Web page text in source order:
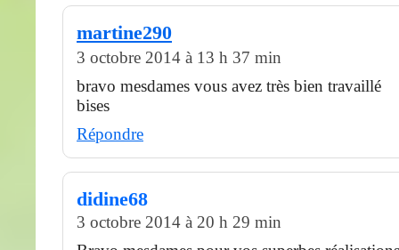
martine290
3 octobre 2014 à 13 h 37 min
bravo mesdames vous avez très bien travaillé
bises
Répondre
didine68
3 octobre 2014 à 20 h 29 min